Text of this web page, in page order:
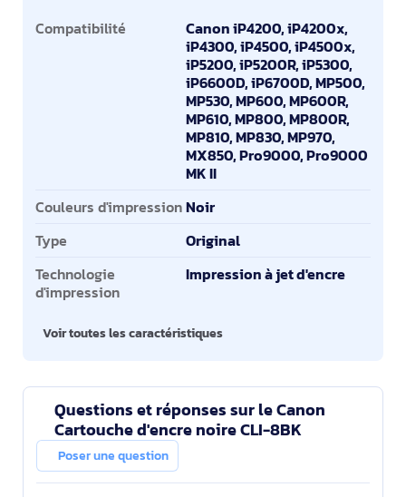
Caractéristiques clés
Compatibilité
Canon iP4200, iP4200x,
iP4300, iP4500, iP4500x,
iP5200, iP5200R, iP5300,
iP6600D, iP6700D, MP500,
MP530, MP600, MP600R,
MP610, MP800, MP800R,
MP810, MP830, MP970,
MX850, Pro9000, Pro9000
MK II
Couleurs d'impressionNoir
Type
Original
Technologie
d'impression
Impression à jet d'encre
Voir toutes les caractéristiques
Questions et réponses sur le Canon
Cartouche d'encre noire CLI-8BK
Poser une question